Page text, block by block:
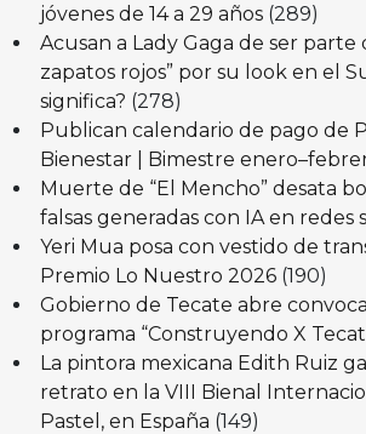
jóvenes de 14 a 29 años (289)
Acusan a Lady Gaga de ser parte
zapatos rojos” por su look en el
significa? (278)
Publican calendario de pago de
Bienestar | Bimestre
Muerte de “El Mencho” desata
falsas generadas con IA en redes
Yeri Mua posa con vestido de
Premio Lo Nuestro 2026 (190)
Gobierno de Tecate abre
programa “Construyendo X
La pintora mexicana Edith Ruiz
retrato en la VIII Bienal
Pastel, en España (149)